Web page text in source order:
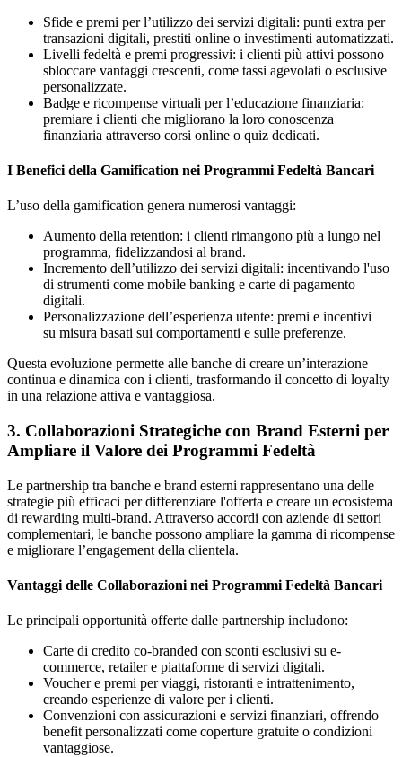
Sfide e premi per l’utilizzo dei servizi digitali: punti extra per
transazioni digitali, prestiti online o investimenti automatizzati.
Livelli fedeltà e premi progressivi: i clienti più attivi possono
sbloccare vantaggi crescenti, come tassi agevolati o esclusive
personalizzate.
Badge e ricompense virtuali per l’educazione finanziaria:
premiare i clienti che migliorano la loro conoscenza
finanziaria attraverso corsi online o quiz dedicati.
I Benefici della Gamification nei Programmi Fedeltà Bancari
L’uso della gamification genera numerosi vantaggi:
Aumento della retention: i clienti rimangono più a lungo nel
programma, fidelizzandosi al brand.
Incremento dell’utilizzo dei servizi digitali: incentivando l'uso
di strumenti come mobile banking e carte di pagamento
digitali.
Personalizzazione dell’esperienza utente: premi e incentivi
su misura basati sui comportamenti e sulle preferenze.
Questa evoluzione permette alle banche di creare un’interazione
continua e dinamica con i clienti, trasformando il concetto di loyalty
in una relazione attiva e vantaggiosa.
3. Collaborazioni Strategiche con Brand Esterni per
Ampliare il Valore dei Programmi Fedeltà
Le partnership tra banche e brand esterni rappresentano una delle
strategie più efficaci per differenziare l'offerta e creare un ecosistema
di rewarding multi-brand. Attraverso accordi con aziende di settori
complementari, le banche possono ampliare la gamma di ricompense
e migliorare l’engagement della clientela.
Vantaggi delle Collaborazioni nei Programmi Fedeltà Bancari
Le principali opportunità offerte dalle partnership includono:
Carte di credito co-branded con sconti esclusivi su e-
commerce, retailer e piattaforme di servizi digitali.
Voucher e premi per viaggi, ristoranti e intrattenimento,
creando esperienze di valore per i clienti.
Convenzioni con assicurazioni e servizi finanziari, offrendo
benefit personalizzati come coperture gratuite o condizioni
vantaggiose.